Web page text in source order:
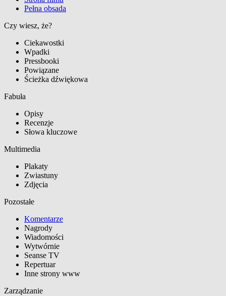
Pełna obsada
Czy wiesz, że?
Ciekawostki
Wpadki
Pressbooki
Powiązane
Ścieżka dźwiękowa
Fabuła
Opisy
Recenzje
Słowa kluczowe
Multimedia
Plakaty
Zwiastuny
Zdjęcia
Pozostałe
Komentarze
Nagrody
Wiadomości
Wytwórnie
Seanse TV
Repertuar
Inne strony www
Zarządzanie